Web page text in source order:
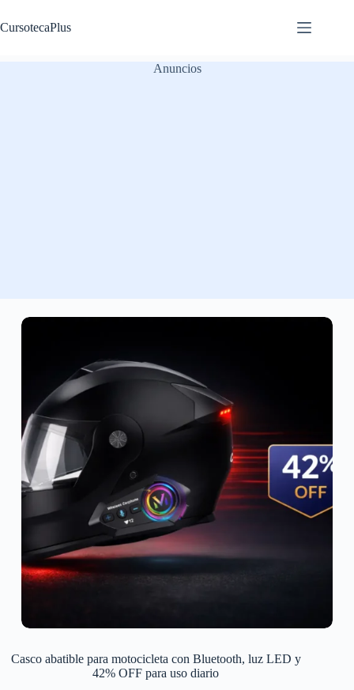
al
contenido
CursotecaPlus
Anuncios
Casco abatible para motocicleta con Bluetooth, luz LED y
42% OFF para uso diario